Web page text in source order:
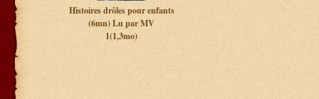
Histoires drôles pour enfants
(6mn)Lu par MV
1(1,3mo)